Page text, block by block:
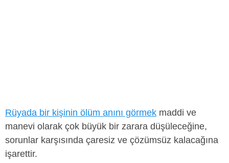
Rüyada bir kişinin ölüm anını görmek maddi ve
manevi olarak çok büyük bir zarara düşüleceğine,
sorunlar karşısında çaresiz ve çözümsüz kalacağına
işarettir.